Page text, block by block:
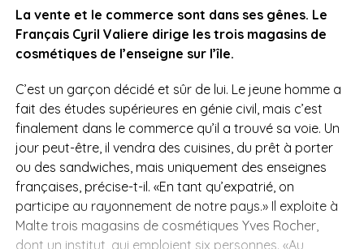
La vente et le commerce sont dans ses gênes. Le
Français Cyril Valiere dirige les trois magasins de
cosmétiques de l’enseigne sur l’île.
C’est un garçon décidé et sûr de lui. Le jeune homme a
fait des études supérieures en génie civil, mais c’est
finalement dans le commerce qu’il a trouvé sa voie. Un
jour peut-être, il vendra des cuisines, du prêt à porter
ou des sandwiches, mais uniquement des enseignes
françaises, précise-t-il. «En tant qu’expatrié, on
participe au rayonnement de notre pays.» Il exploite à
Malte trois magasins de cosmétiques Yves Rocher,
dont un institut, qui emploient six personnes. «Au